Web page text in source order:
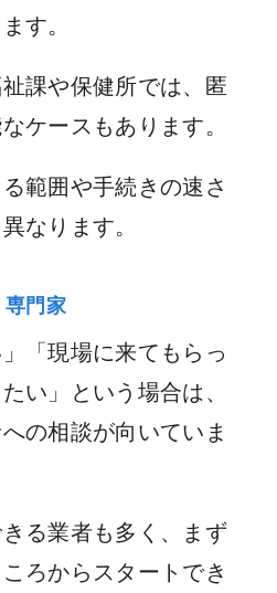
す。
課や保健所では、匿
ケースもあります。
範囲や手続きの速さ
なります。
専門家
」「現場に来てもらっ
い」という場合は、
の相談が向いていま
る業者も多く、まず
ろからスタートでき